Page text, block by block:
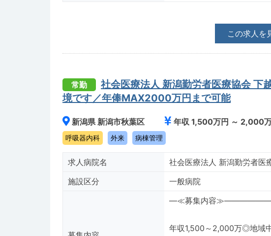
この求人を
常勤
社会医療法人 新潟勤労者医療協会 下
境です／年俸MAX2000万円まで可能
新潟県 新潟市秋葉区 年収 1,500万円 ～ 2,000
呼吸器内科 外来 病棟管理
求人病院名
社会医療法人 新潟勤労者医
施設区分
一般病院
―≪募集内容
年収1,500～2,000万◎地域